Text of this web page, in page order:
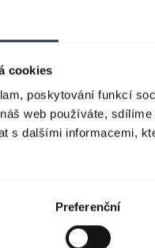
cookies
poskytování funkcí
web používáte,
s dalšími informacemi,
Preferenční
soupravy